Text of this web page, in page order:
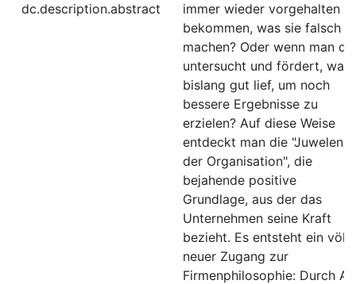
dc.description.abstract
immer wieder vorgehalten
bekommen, was sie falsch
machen? Oder wenn man
untersucht und fördert, was
bislang gut lief, um noch
bessere Ergebnisse zu
erzielen? Auf diese Weise
entdeckt man die "Juwelen
der Organisation", die
bejahende positive
Grundlage, aus der das
Unternehmen seine Kraft
bezieht. Es entsteht ein
neuer Zugang zur
Firmenphilosophie: Durch AI